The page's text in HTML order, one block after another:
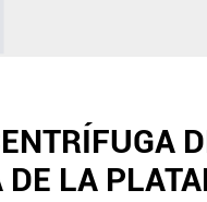
LA